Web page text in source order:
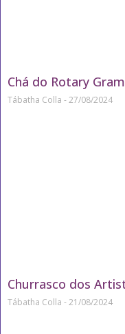
Chá do Rotary
Tábatha Colla 27/08/2024
Churrasco dos
Tábatha Colla 21/08/2024